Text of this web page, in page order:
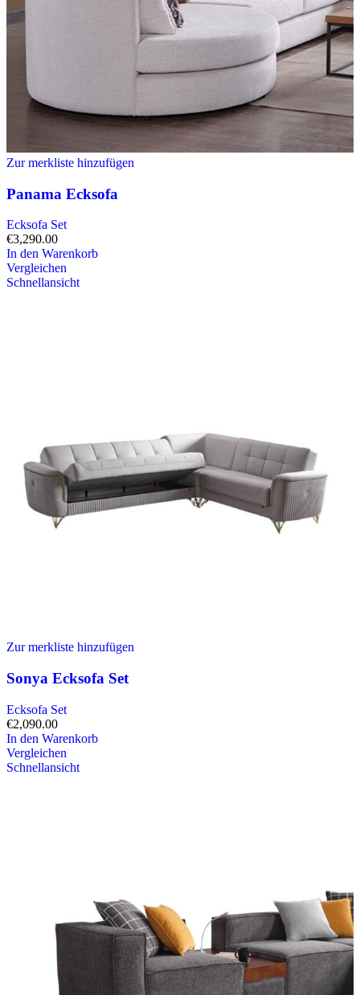
Zur merkliste hinzufügen
Panama Ecksofa
Ecksofa Set
€3,290.00
In den Warenkorb
Vergleichen
Schnellansicht
Zur merkliste hinzufügen
Sonya Ecksofa Set
Ecksofa Set
€2,090.00
In den Warenkorb
Vergleichen
Schnellansicht